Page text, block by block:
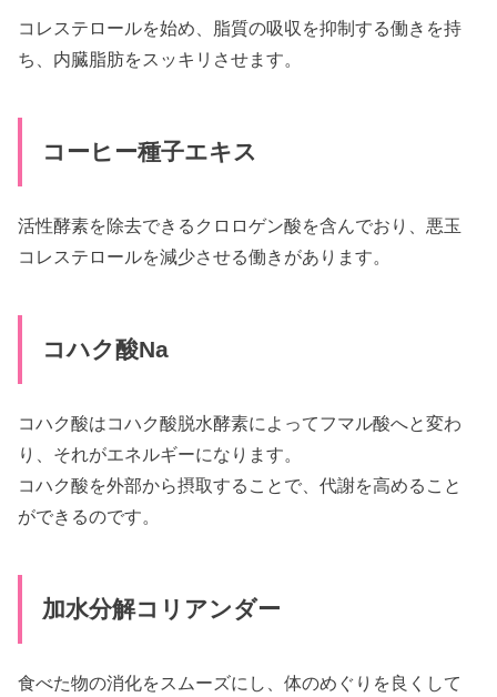
コレステロールを始め、脂質の吸収を抑制する働きを持
ち、内臓脂肪をスッキリさせます。
コーヒー種子エキス
活性酵素を除去できるクロロゲン酸を含んでおり、悪玉
コレステロールを減少させる働きがあります。
コハク酸Na
コハク酸はコハク酸脱水酵素によってフマル酸へと変わ
り、それがエネルギーになります。
コハク酸を外部から摂取することで、代謝を高めること
ができるのです。
加水分解コリアンダー
食べた物の消化をスムーズにし、体のめぐりを良くして